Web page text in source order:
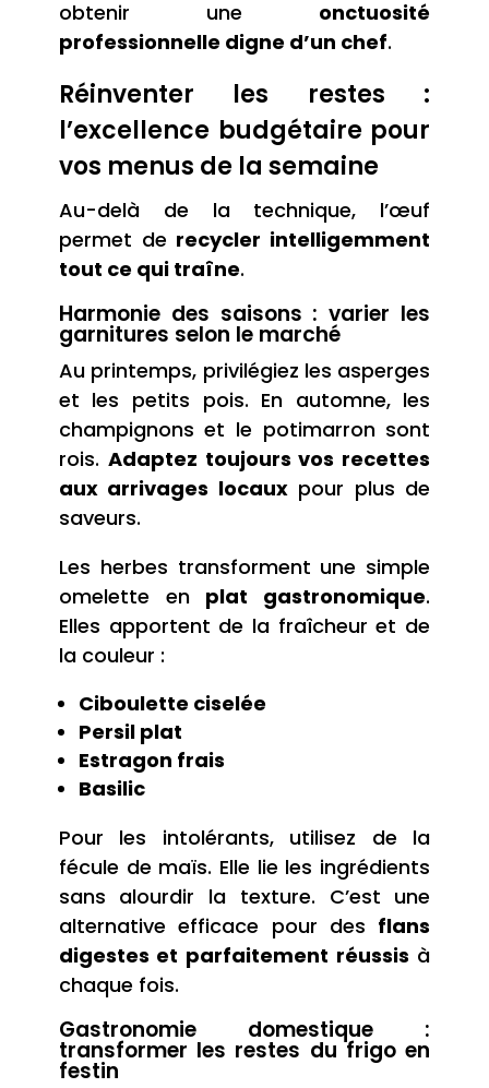
obtenir une onctuosité
professionnelle digne d’un chef.
Réinventer les restes :
l’excellence budgétaire pour
vos menus de la semaine
Au-delà de la technique, l’œuf
permet de recycler intelligemment
tout ce qui traîne.
Harmonie des saisons : varier les
garnitures selon le marché
Au printemps, privilégiez les asperges
et les petits pois. En automne, les
champignons et le potimarron sont
rois. Adaptez toujours vos recettes
aux arrivages locauxpour plus de
saveurs.
Les herbes transforment une simple
omelette en plat gastronomique.
Elles apportent de la fraîcheur et de
la couleur :
Ciboulette ciselée
Persil plat
Estragon frais
Basilic
Pour les intolérants, utilisez de la
fécule de maïs. Elle lie les ingrédients
sans alourdir la texture. C’est une
alternative efficace pour des flans
digestes et parfaitement réussis à
chaque fois.
Gastronomie domestique :
transformer les restes du frigo en
festin